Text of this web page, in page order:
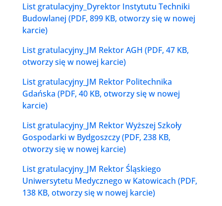
List gratulacyjny_Dyrektor Instytutu Techniki
Budowlanej (PDF, 899 KB, otworzy się w nowej
karcie)
List gratulacyjny_JM Rektor AGH (PDF, 47 KB,
otworzy się w nowej karcie)
List gratulacyjny_JM Rektor Politechnika
Gdańska (PDF, 40 KB, otworzy się w nowej
karcie)
List gratulacyjny_JM Rektor Wyższej Szkoły
Gospodarki w Bydgoszczy (PDF, 238 KB,
otworzy się w nowej karcie)
List gratulacyjny_JM Rektor Śląskiego
Uniwersytetu Medycznego w Katowicach (PDF,
138 KB, otworzy się w nowej karcie)